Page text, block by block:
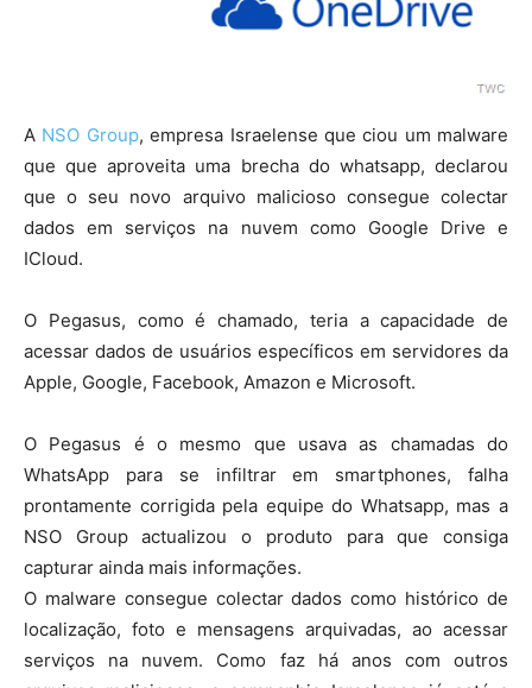
A NSO Group, empresa Israelense que ciou um malware
que que aproveita uma brecha do whatsapp, declarou
que o seu novo arquivo malicioso consegue colectar
dados em serviços na nuvem como Google Drive e
ICloud.
O Pegasus, como é chamado, teria a capacidade de
acessar dados de usuários específicos em servidores da
Apple, Google, Facebook, Amazon e Microsoft.
O Pegasus é o mesmo que usava as chamadas do
WhatsApp para se infiltrar em smartphones, falha
prontamente corrigida pela equipe do Whatsapp, mas a
NSO Group actualizou o produto para que consiga
capturar ainda mais informações.
O malware consegue colectar dados como histórico de
localização, foto e mensagens arquivadas, ao acessar
serviços na nuvem. Como faz há anos com outros